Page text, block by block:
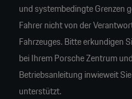
und systembedingte Grenzen
Fahrer nicht von der
Fahrzeuges. Bitte erkundigen
bei Ihrem Porsche Zentrum
Betriebsanleitung inwieweit
unterstützt.